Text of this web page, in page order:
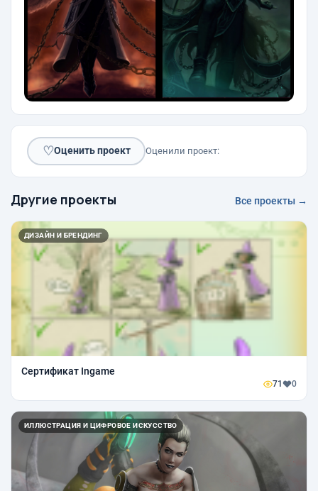
♡Оценить проект Оценили проект:
Другие проекты Все проекты →
ДИЗАЙН И БРЕНДИНГ
Сертификат Ingame
71 0
ИЛЛЮСТРАЦИЯ И ЦИФРОВОЕ ИСКУССТВО